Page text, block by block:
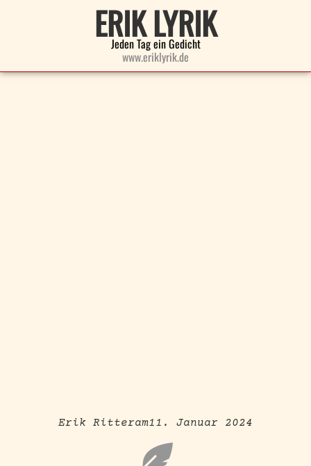
ERIK LYRIK
Jeden Tag ein Gedicht
www.eriklyrik.de
Erik Ritteram11. Januar 2024